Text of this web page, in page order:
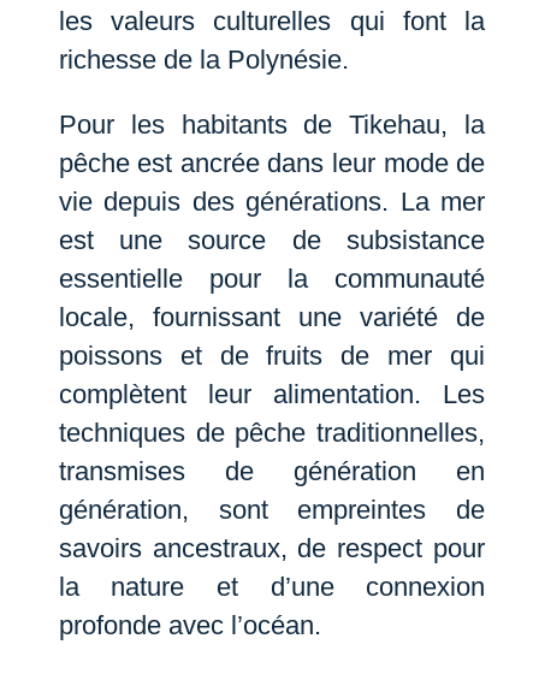
les valeurs culturelles qui font la
richesse de la Polynésie.
Pour les habitants de Tikehau, la
pêche est ancrée dans leur mode de
vie depuis des générations. La mer
est une source de subsistance
essentielle pour la communauté
locale, fournissant une variété de
poissons et de fruits de mer qui
complètent leur alimentation. Les
techniques de pêche traditionnelles,
transmises de génération en
génération, sont empreintes de
savoirs ancestraux, de respect pour
la nature et d’une connexion
profonde avec l’océan.